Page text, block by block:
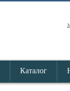
Каталог